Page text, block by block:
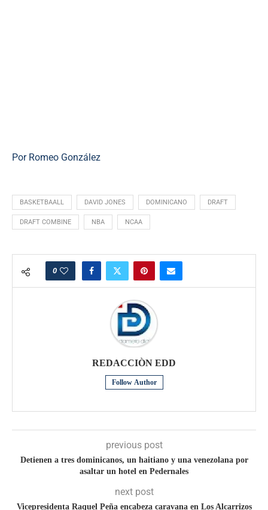
Por Romeo González
BASKETBAALL DAVID JONES DOMINICANO DRAFT
DRAFT COMBINE NBA NCAA
0
REDACCIÒN EDD
Follow Author
previous post
Detienen a tres dominicanos, un haitiano y una venezolana por
asaltar un hotel en Pedernales
next post
Vicepresidenta Raquel Peña encabeza caravana en Los Alcarrizos